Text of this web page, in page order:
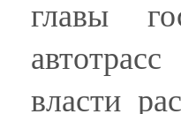
главы
власти